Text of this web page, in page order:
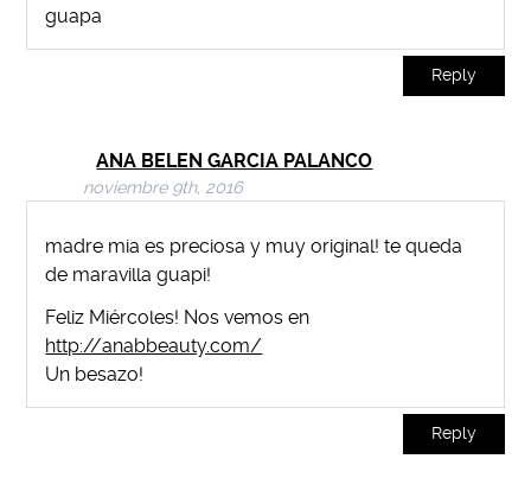
guapa
Reply
ANA BELEN GARCIA PALANCO
noviembre 9th, 2016
madre mia es preciosa y muy original! te queda
de maravilla guapi!
Feliz Miércoles! Nos vemos en
http://anabbeauty.com/
Un besazo!
Reply